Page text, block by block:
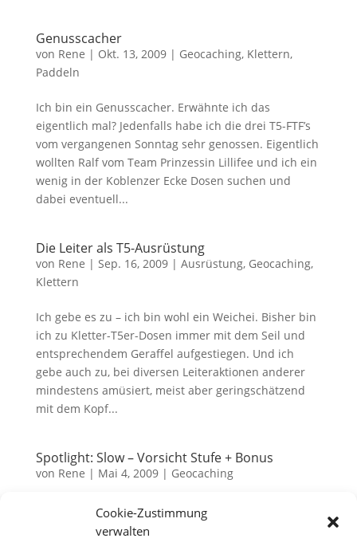
Cookie-Zustimmung
verwalten
Genusscacher
von Rene | Okt. 13, 2009| Geocaching, Klettern,
Paddeln
Ich bin ein Genusscacher. Erwähnte ich das
eigentlich mal? Jedenfalls habe ich die drei T5-FTF’s
vom vergangenen Sonntag sehr genossen. Eigentlich
wollten Ralf vom Team Prinzessin Lillifee und ich ein
wenig in der Koblenzer Ecke Dosen suchen und
dabei eventuell...
Die Leiter als T5-Ausrüstung
von Rene | Sep. 16, 2009| Ausrüstung, Geocaching,
Klettern
Ich gebe es zu – ich bin wohl ein Weichei. Bisher bin
ich zu Kletter-T5er-Dosen immer mit dem Seil und
entsprechendem Geraffel aufgestiegen. Und ich
gebe auch zu, bei diversen Leiteraktionen anderer
mindestens amüsiert, meist aber geringschätzend
mit dem Kopf...
Spotlight: Slow – Vorsicht Stufe + Bonus
von Rene | Mai 4, 2009| Geocaching
Heute möchte ich mal wieder einen Cache im
Spotlight erleuchten lassen, der mir sehr gut